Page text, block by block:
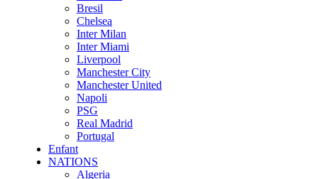
Bresil
Chelsea
Inter Milan
Inter Miami
Liverpool
Manchester City
Manchester United
Napoli
PSG
Real Madrid
Portugal
Enfant
NATIONS
Algeria